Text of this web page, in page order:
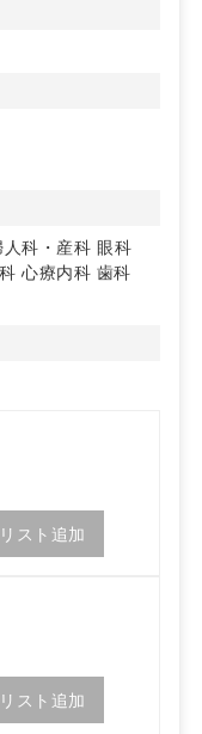
トイレや給湯室、
快適さが向上し、
診療科目に対応可
、多くの患者様に
人科・産科 眼科
心療内科 歯科
スト追加
スト追加